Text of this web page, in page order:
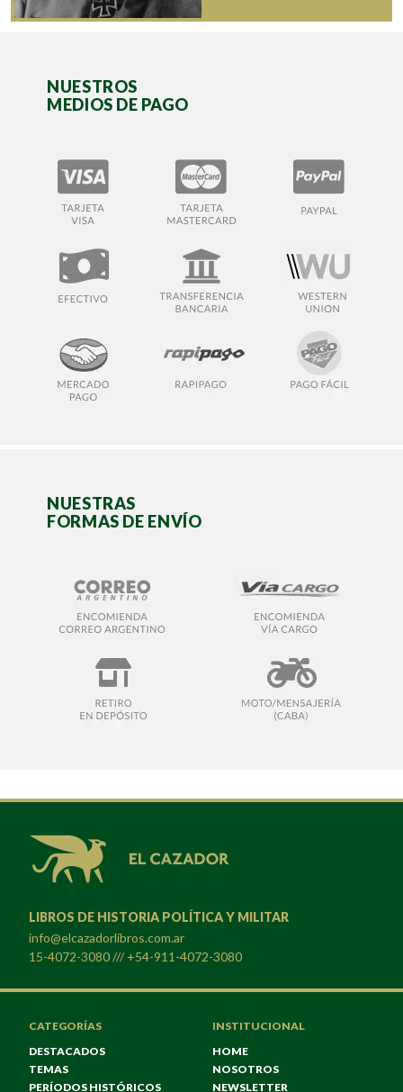
NUESTROS
MEDIOS DE PAGO
NUESTRAS
FORMAS DE ENVÍO
LIBROS DE HISTORIA POLÍTICA Y MILITAR
info@elcazadorlibros.com.ar
15-4072-3080 /// +54-911-4072-3080
CATEGORÍAS
DESTACADOS
TEMAS
PERÍODOS HISTÓRICOS
INSTITUCIONAL
HOME
NOSOTROS
NEWSLETTER